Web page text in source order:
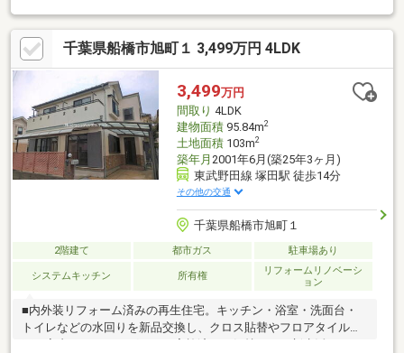
い勝手の良い間取り。家族団らんはもちろん、お子様の遊び場や
来客用スペースとしても活躍し、多彩なライフスタイルに対応し
ます。■全居室収納に加え、納戸や押入など収納スペースが充
実。季節用品や趣味の道具までしっかり収納でき、住空間をすっ
きりと保てます。■JR武蔵野線「船橋法典」駅まで車約8分、自転
車約6分。塚田小学校約1300m・旭中学校約1400m、スーパーや商
業施設も身近に揃い、子育て世帯にも暮らしやすい住環境が魅力
です。
千葉県船橋市旭町１ 3,499万円 4LDK
3,499万円
間取り 4LDK
建物面積95.84m2
土地面積103m2
築年月 2001年6月(築25年3ヶ月)
東武野田線 塚田駅 徒歩14分
その他の交通
千葉県船橋市旭町１
2階建て 都市ガス 駐車場あり
システムキッチン 所有権
リフォームリノベーシ
ョン
■内外装リフォーム済みの再生住宅。キッチン・浴室・洗面台・
トイレなどの水回りを新品交換し、クロス貼替やフロアタイル施
工、室内クリーニングなども実施済み。気持ちよく新生活をスタ